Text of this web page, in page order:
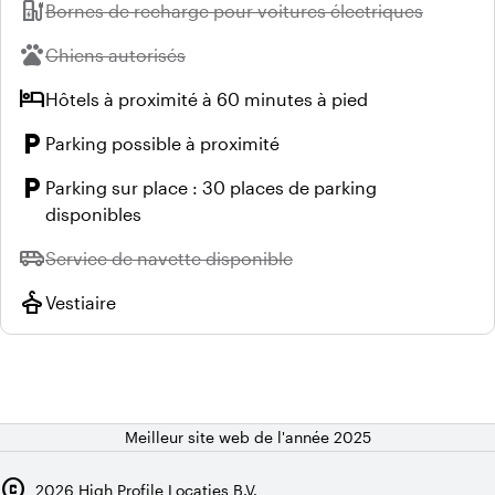
ev_stationIndisponible :
Bornes de recharge pour voitures électriques
petsIndisponible :
Chiens autorisés
hotelHôtels à proximité à 60 minutes à pied
local_parking Parking possible à proximité
local_parking Parking sur place : 30 places de parking
disponibles
airport_shuttleIndisponible :
Service de navette disponible
stylerVestiaire
Meilleur site web de l'année 2025
2026 High Profile Locaties B.V.